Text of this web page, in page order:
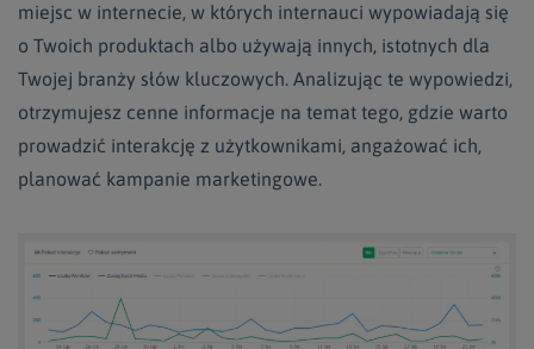
miejsc w internecie, w których internauci wypowiadają się
o Twoich produktach albo używają innych, istotnych dla
Twojej branży słów kluczowych. Analizując te wypowiedzi,
otrzymujesz cenne informacje na temat tego, gdzie warto
prowadzić interakcję z użytkownikami, angażować ich,
planować kampanie marketingowe.